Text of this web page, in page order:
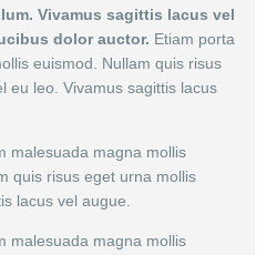
Vivamus sagittis lacus vel
dolor auctor. Etiam porta
euismod. Nullam quis risus
eu leo. Vivamus sagittis lacus
malesuada magna mollis
quis risus eget urna mollis
lacus vel augue.
malesuada magna mollis